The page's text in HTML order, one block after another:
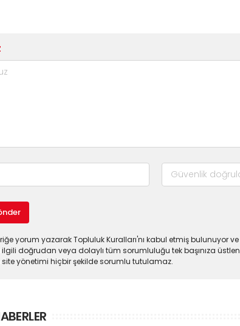
yorum yazarak Topluluk Kuralları'nı kabul etmiş bulunuyor ve
doğrudan veya dolaylı tüm sorumluluğu tek başınıza
yönetimi hiçbir şekilde sorumlu tutulamaz.